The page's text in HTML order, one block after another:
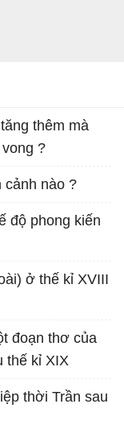
thêm mà
?
cảnh nào ?
độ phong kiến
ở thế kỉ XVIII
đoạn thơ của
thế kỉ XIX
thời Trần sau